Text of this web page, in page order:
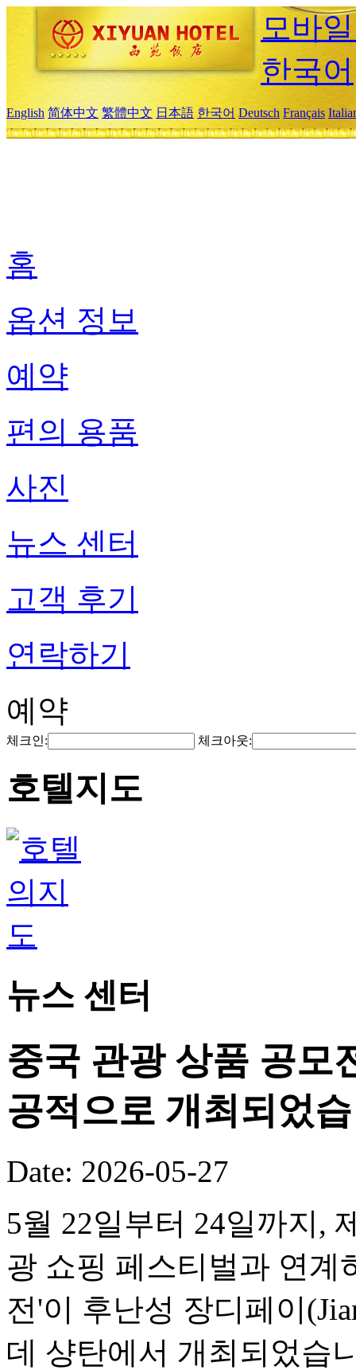
모바
한국어
English 简体中文 繁體中文 日本語 한국어 Deutsch Français
홈
옵션 정보
예약
편의 용품
사진
뉴스 센터
고객 후기
연락하기
예약
체크인: 체크아웃:
호텔지도
뉴스 센터
중국 관광 상품 공모
공적으로 개최되었
Date: 2026-05-27
5월 22일부터 24일까지,
광 쇼핑 페스티벌과 연계
전'이 후난성 장디페이
데 샹탄에서 개최되었습